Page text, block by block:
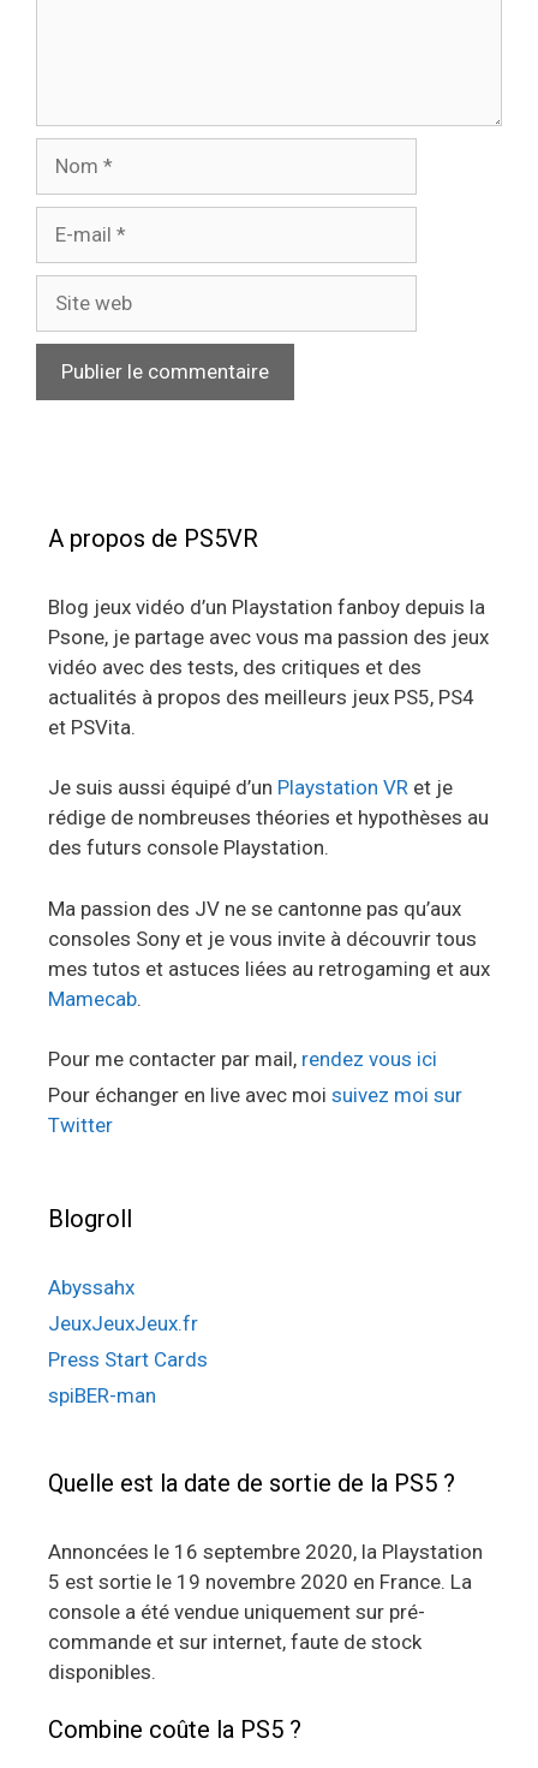
mail
web
A propos de PS5VR
Blog jeux vidéo d’un Playstation fanboy depuis la
Psone, je partage avec vous ma passion des jeux
vidéo avec des tests, des critiques et des
actualités à propos des meilleurs jeux PS5, PS4
et PSVita.
Je suis aussi équipé d’un Playstation VR et je
rédige de nombreuses théories et hypothèses au
des futurs console Playstation.
Ma passion des JV ne se cantonne pas qu’aux
consoles Sony et je vous invite à découvrir tous
mes tutos et astuces liées au retrogaming et aux
Mamecab.
Pour me contacter par mail, rendez vous ici
Pour échanger en live avec moi suivez moi sur
Twitter
Blogroll
Abyssahx
JeuxJeuxJeux.fr
Press Start Cards
spiBER-man
Quelle est la date de sortie de la PS5 ?
Annoncées le 16 septembre 2020, la Playstation
5 est sortie le 19 novembre 2020 en France. La
console a été vendue uniquement sur pré-
commande et sur internet, faute de stock
disponibles.
Combine coûte la PS5 ?